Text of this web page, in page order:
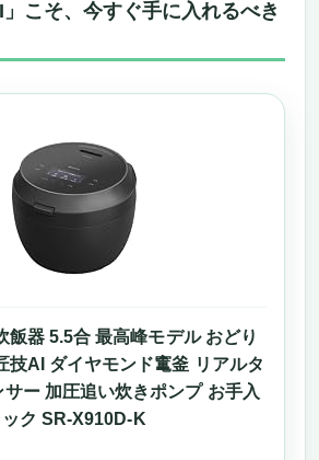
こそ、今すぐ手に入れるべき
飯器 5.5合 最高峰モデル おどり
技AI ダイヤモンド竃釜 リアルタ
ー 加圧追い炊きポンプ お手入
ク SR-X910D-K